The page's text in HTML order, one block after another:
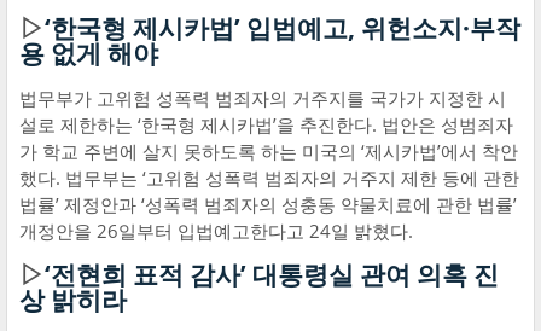
▷‘한국형 제시카법’ 입법예고, 위헌소지·부작
용 없게 해야
법무부가 고위험 성폭력 범죄자의 거주지를 국가가 지정한 시
설로 제한하는 ‘한국형 제시카법’을 추진한다. 법안은 성범죄자
가 학교 주변에 살지 못하도록 하는 미국의 ‘제시카법’에서 착안
했다. 법무부는 ‘고위험 성폭력 범죄자의 거주지 제한 등에 관한
법률’ 제정안과 ‘성폭력 범죄자의 성충동 약물치료에 관한 법률’
개정안을 26일부터 입법예고한다고 24일 밝혔다.
▷‘전현희 표적 감사’ 대통령실 관여 의혹 진
상 밝히라